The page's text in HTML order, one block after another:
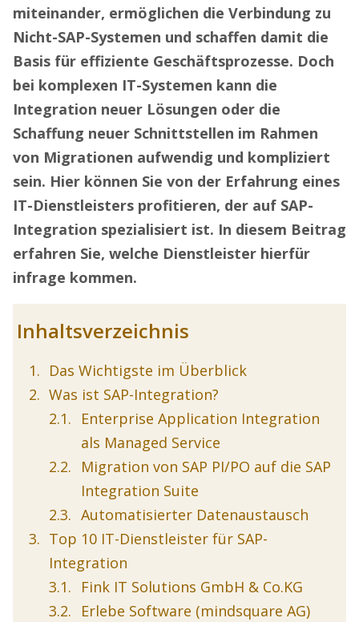
miteinander, ermöglichen die Verbindung zu
Nicht-SAP-Systemen und schaffen damit die
Basis für effiziente Geschäftsprozesse. Doch
bei komplexen IT-Systemen kann die
Integration neuer Lösungen oder die
Schaffung neuer Schnittstellen im Rahmen
von Migrationen aufwendig und kompliziert
sein. Hier können Sie von der Erfahrung eines
IT-Dienstleisters profitieren, der auf SAP-
Integration spezialisiert ist. In diesem Beitrag
erfahren Sie, welche Dienstleister hierfür
infrage kommen.
Inhaltsverzeichnis
Das Wichtigste im Überblick
Was ist SAP-Integration?
Enterprise Application Integration
als Managed Service
Migration von SAP PI/PO auf die SAP
Integration Suite
Automatisierter Datenaustausch
Top 10 IT-Dienstleister für SAP-
Integration
Fink IT Solutions GmbH & Co.KG
Erlebe Software (mindsquare AG)